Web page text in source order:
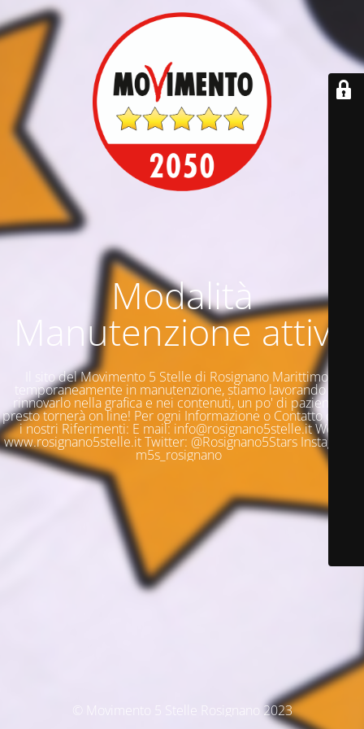
Modalità
Manutenzione attiva
Il sito del Movimento 5 Stelle di Rosignano Marittimo è
temporaneamente in manutenzione, stiamo lavorando per
rinnovarlo nella grafica e nei contenuti, un po' di pazienza e
presto tornerà on line! Per ogni Informazione o Contatto questi
i nostri Riferimenti: E mail: info@rosignano5stelle.it Web:
www.rosignano5stelle.it Twitter: @Rosignano5Stars Instagram:
m5s_rosignano
© Movimento 5 Stelle Rosignano 2023